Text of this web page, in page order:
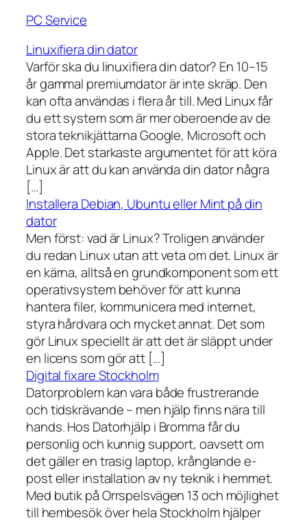
PC Service
Linuxifiera din dator
Varför ska du linuxifiera din dator? En 10–15
år gammal premiumdator är inte skräp. Den
kan ofta användas i flera år till. Med Linux får
du ett system som är mer oberoende av de
stora teknikjättarna Google, Microsoft och
Apple. Det starkaste argumentet för att köra
Linux är att du kan använda din dator några
[…]
Installera Debian, Ubuntu eller Mint på din
dator
Men först: vad är Linux? Troligen använder
du redan Linux utan att veta om det. Linux är
en kärna, alltså en grundkomponent som ett
operativsystem behöver för att kunna
hantera filer, kommunicera med internet,
styra hårdvara och mycket annat. Det som
gör Linux speciellt är att det är släppt under
en licens som gör att […]
Digital fixare Stockholm
Datorproblem kan vara både frustrerande
och tidskrävande – men hjälp finns nära till
hands. Hos Datorhjälp i Bromma får du
personlig och kunnig support, oavsett om
det gäller en trasig laptop, krånglande e-
post eller installation av ny teknik i hemmet.
Med butik på Orrspelsvägen 13 och möjlighet
till hembesök över hela Stockholm hjälper